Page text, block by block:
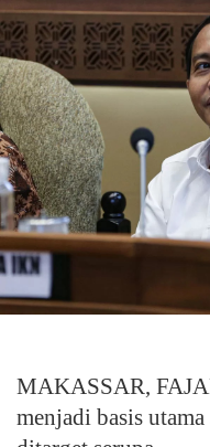
MAKASSAR,
menjadi basis